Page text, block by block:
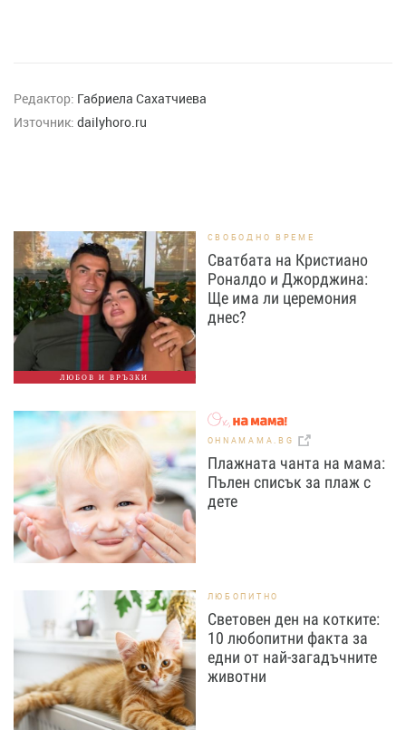
Редактор: Габриела Сахатчиева
Източник: dailyhoro.ru
ЛЮБОВ И ВРЪЗКИ
СВОБОДНО ВРЕМЕ
Сватбата на Кристиано
Роналдо и Джорджина:
Ще има ли церемония
днес?
OHNAMAMA.BG
Плажната чанта на мама:
Пълен списък за плаж с
дете
ЛЮБОПИТНО
Световен ден на котките:
10 любопитни факта за
едни от най-загадъчните
животни